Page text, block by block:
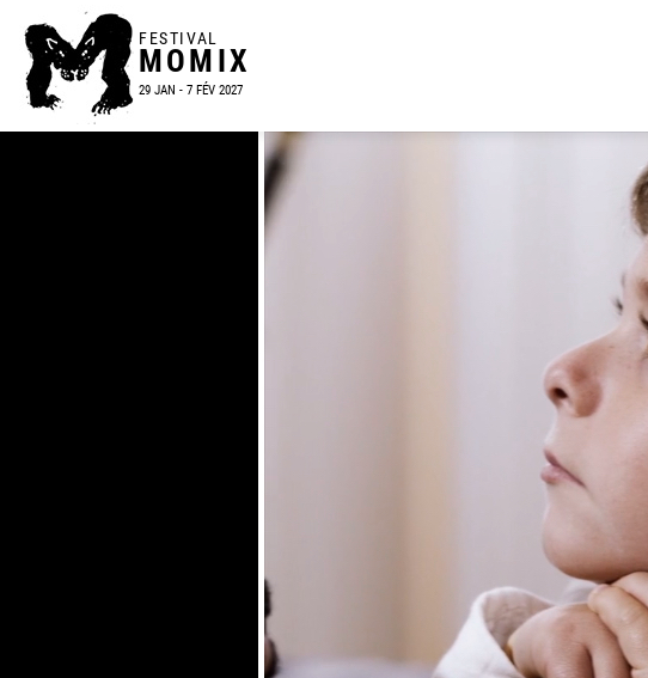
FESTIVAL
MOMIX
29 JAN - 7 FÉV 2027